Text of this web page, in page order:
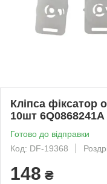
Кліпса фіксатор
10шт 6Q0868241A
Готово до відправки
Код: DF-19368
148 ₴